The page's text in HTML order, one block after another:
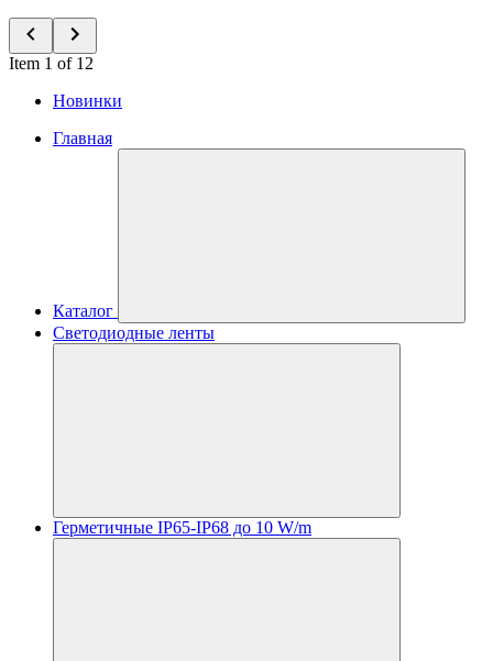
Item 1 of 12
Новинки
Главная
Каталог
Светодиодные ленты
Герметичные IP65-IP68 до 10 W/m